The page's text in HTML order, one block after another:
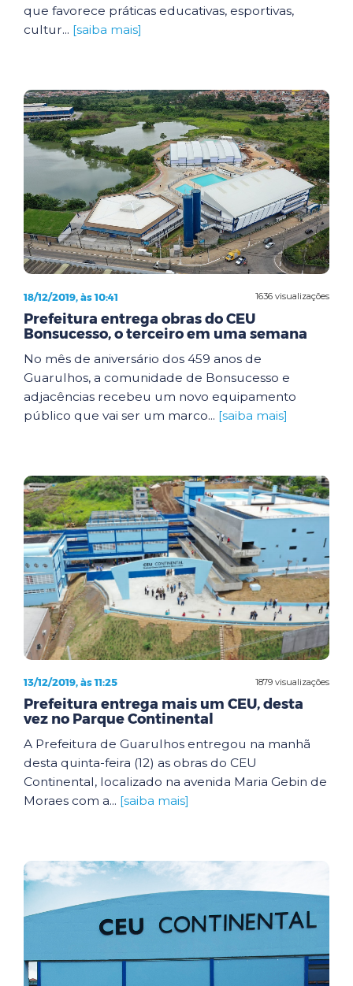
que favorece práticas educativas, esportivas,
cultur... [saiba mais]
1636 visualizações
18/12/2019, às 10:41
Prefeitura entrega obras do CEU
Bonsucesso, o terceiro em uma semana
No mês de aniversário dos 459 anos de
Guarulhos, a comunidade de Bonsucesso e
adjacências recebeu um novo equipamento
público que vai ser um marco... [saiba mais]
1879 visualizações
13/12/2019, às 11:25
Prefeitura entrega mais um CEU, desta
vez no Parque Continental
A Prefeitura de Guarulhos entregou na manhã
desta quinta-feira (12) as obras do CEU
Continental, localizado na avenida Maria Gebin de
Moraes com a... [saiba mais]